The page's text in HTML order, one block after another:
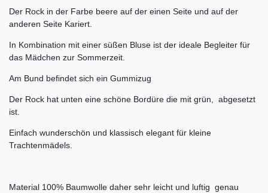
Der Rock in der Farbe beere auf der einen Seite und auf der
anderen Seite Kariert.
In Kombination mit einer süßen Bluse ist der ideale Begleiter für
das Mädchen zur Sommerzeit.
Am Bund befindet sich ein Gummizug
Der Rock hat unten eine schöne Bordüre die mit grün, abgesetzt
ist.
Einfach wunderschön und klassisch elegant für kleine
Trachtenmädels.
Material 100% Baumwolle daher sehr leicht und luftig genau